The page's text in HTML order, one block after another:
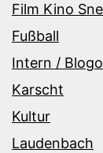
Film Kino
Fußball
Intern /
Karscht
Kultur
Laudenbach